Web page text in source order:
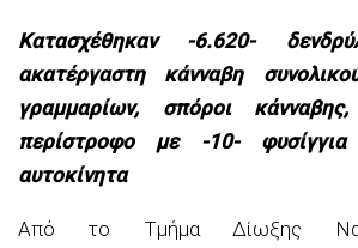
Κατασχέθηκαν -6.620-
ακατέργαστη κάνναβη
γραμμαρίων, σπόροι
περίστροφο με -10-
αυτοκίνητα
Από το Τμήμα Δίωξης